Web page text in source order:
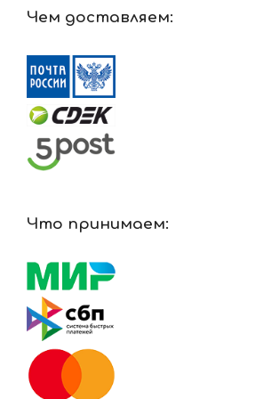
Чем доставляем:
Что принимаем: